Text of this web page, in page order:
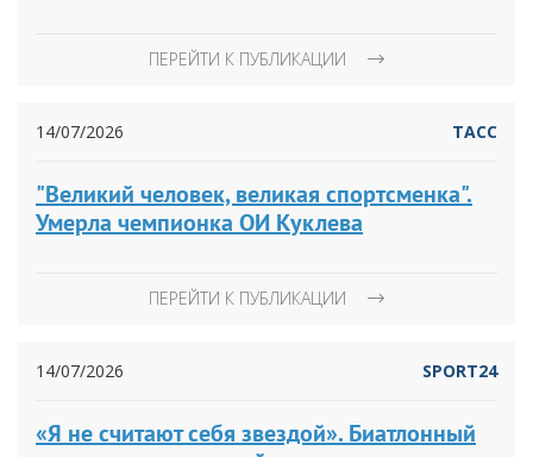
ПЕРЕЙТИ К ПУБЛИКАЦИИ
14/07/2026 ТАСС
"Великий человек, великая спортсменка".
Умерла чемпионка ОИ Куклева
ПЕРЕЙТИ К ПУБЛИКАЦИИ
14/07/2026 SPORT24
«Я не считают себя звездой». Биатлонный